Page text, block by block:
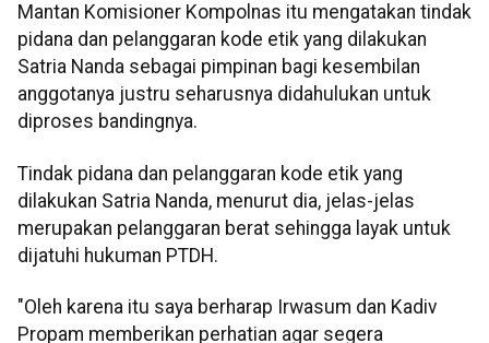
Mantan Komisioner Kompolnas itu mengatakan tindak
pidana dan pelanggaran kode etik yang dilakukan
Satria Nanda sebagai pimpinan bagi kesembilan
anggotanya justru seharusnya didahulukan untuk
diproses bandingnya.
Tindak pidana dan pelanggaran kode etik yang
dilakukan Satria Nanda, menurut dia, jelas-jelas
merupakan pelanggaran berat sehingga layak untuk
dijatuhi hukuman PTDH.
"Oleh karena itu saya berharap Irwasum dan Kadiv
Propam memberikan perhatian agar segera